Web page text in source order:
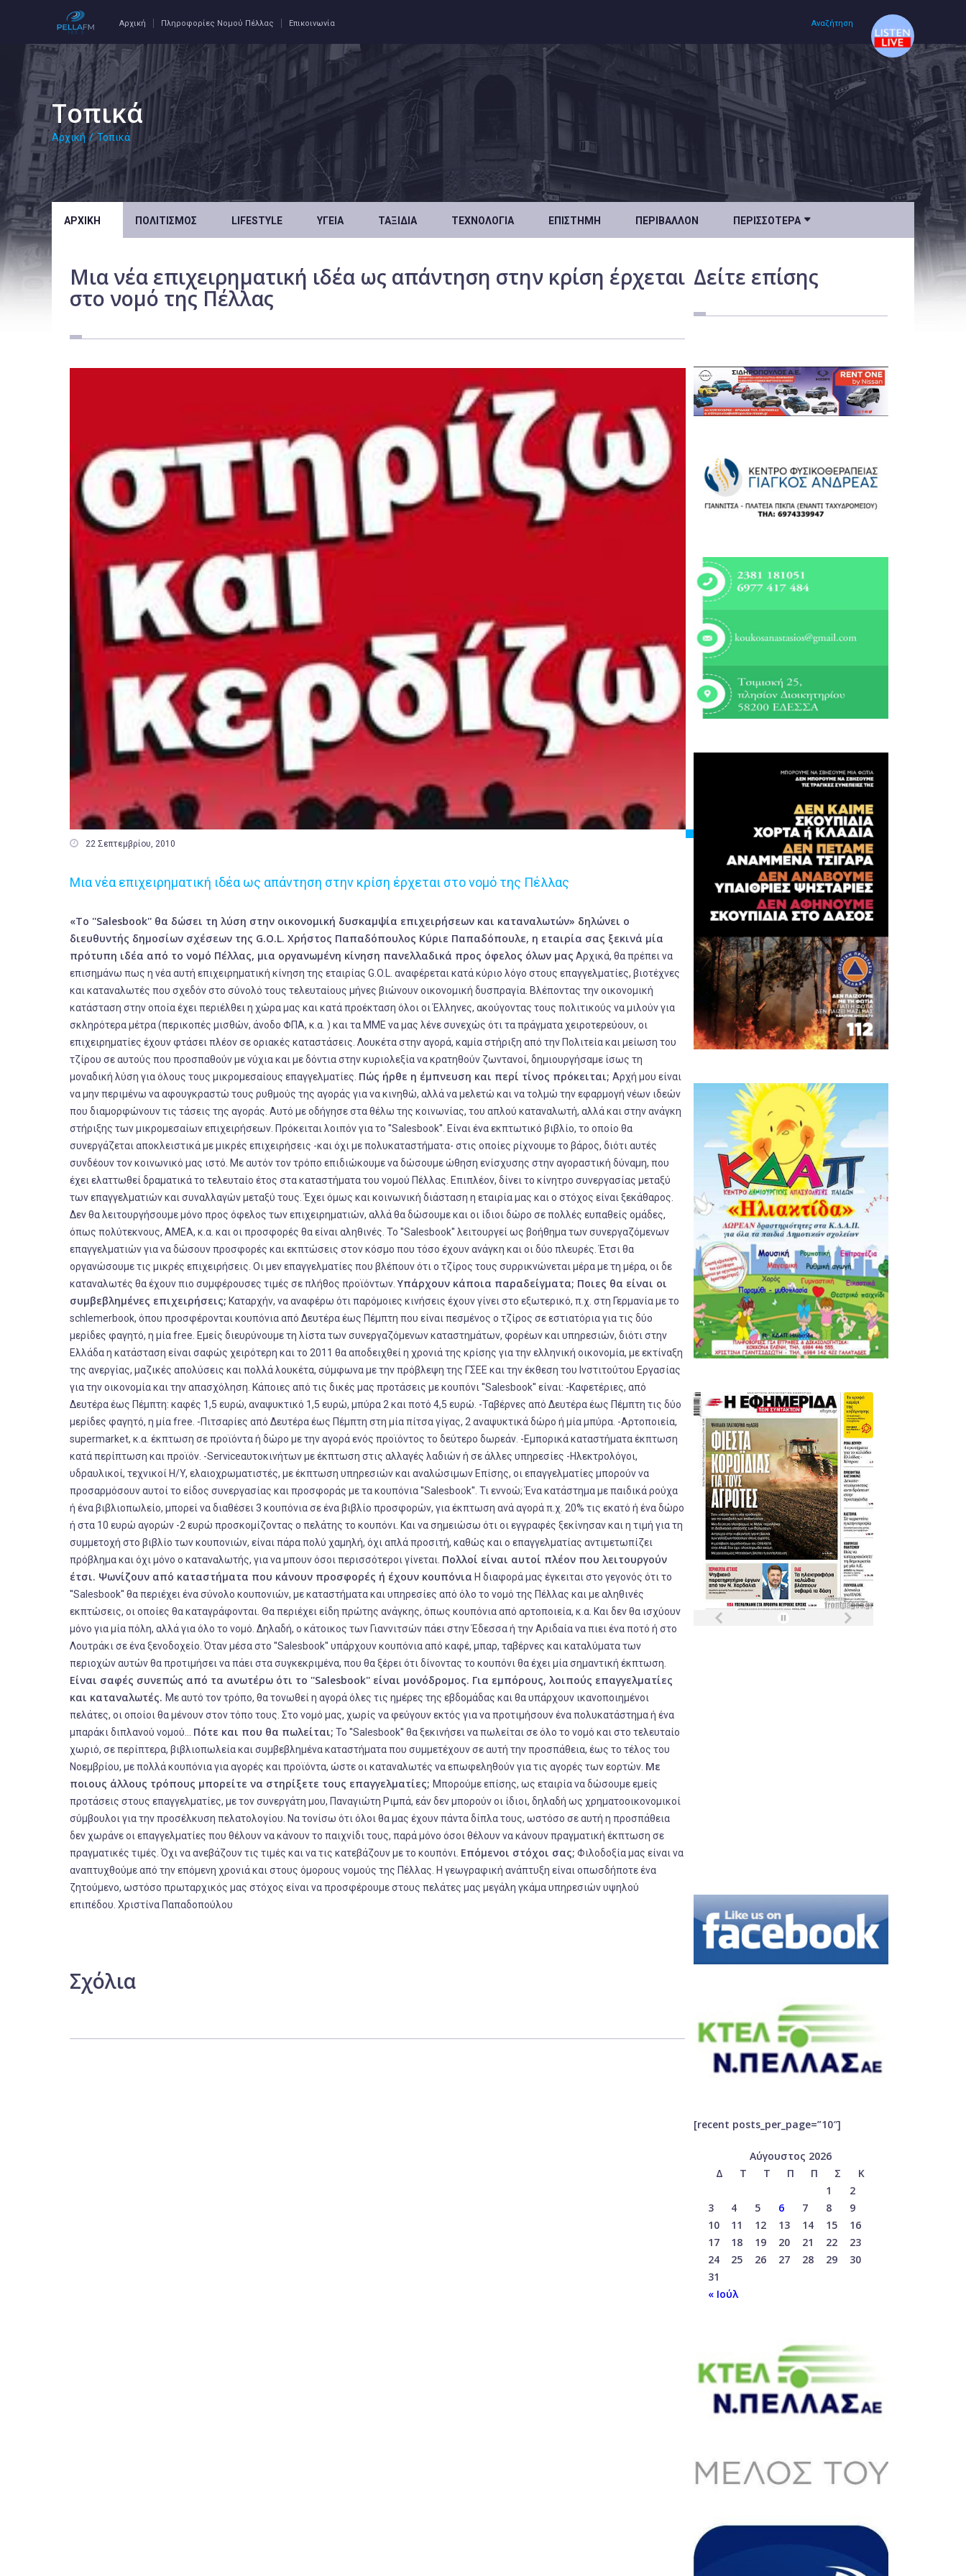
Αρχική Πληροφορίες Νομού Πέλλας Επικοινωνία Αναζήτηση
Τοπικά
Αρχική / Τοπικά
ΑΡΧΙΚΉ ΠΟΛΙΤΙΣΜΌΣ LIFESTYLE ΥΓΕΊΑ ΤΑΞΊΔΙΑ ΤΕΧΝΟΛΟΓΊΑ ΕΠΙΣΤΉΜΗ ΠΕΡΙΒΆΛΛΟΝ ΠΕΡΙΣΣΌΤΕΡΑ 
Μια νέα επιχειρηματική ιδέα ως απάντηση στην κρίση έρχεται
στο νομό της Πέλλας
 22 Σεπτεμβρίου, 2010
Μια νέα επιχειρηματική ιδέα ως απάντηση στην κρίση έρχεται στο νομό της Πέλλας
«Το ''Salesbook'' θα δώσει τη λύση στην οικονομική δυσκαμψία επιχειρήσεων και καταναλωτών» δηλώνει ο
διευθυντής δημοσίων σχέσεων της G.O.L. Χρήστος Παπαδόπουλος Κύριε Παπαδόπουλε, η εταιρία σας ξεκινά μία
πρότυπη ιδέα από το νομό Πέλλας, μια οργανωμένη κίνηση πανελλαδικά προς όφελος όλων μας Αρχικά, θα πρέπει να
επισημάνω πως η νέα αυτή επιχειρηματική κίνηση της εταιρίας G.O.L. αναφέρεται κατά κύριο λόγο στους επαγγελματίες, βιοτέχνες
και καταναλωτές που σχεδόν στο σύνολό τους τελευταίους μήνες βιώνουν οικονομική δυσπραγία. Βλέποντας την οικονομική
κατάσταση στην οποία έχει περιέλθει η χώρα μας και κατά προέκταση όλοι οι Έλληνες, ακούγοντας τους πολιτικούς να μιλούν για
σκληρότερα μέτρα (περικοπές μισθών, άνοδο ΦΠΑ, κ.α. ) και τα ΜΜΕ να μας λένε συνεχώς ότι τα πράγματα χειροτερεύουν, οι
επιχειρηματίες έχουν φτάσει πλέον σε οριακές καταστάσεις. Λουκέτα στην αγορά, καμία στήριξη από την Πολιτεία και μείωση του
τζίρου σε αυτούς που προσπαθούν με νύχια και με δόντια στην κυριολεξία να κρατηθούν ζωντανοί, δημιουργήσαμε ίσως τη
μοναδική λύση για όλους τους μικρομεσαίους επαγγελματίες. Πώς ήρθε η έμπνευση και περί τίνος πρόκειται; Αρχή μου είναι
να μην περιμένω να αφουγκραστώ τους ρυθμούς της αγοράς για να κινηθώ, αλλά να μελετώ και να τολμώ την εφαρμογή νέων ιδεών
που διαμορφώνουν τις τάσεις της αγοράς. Αυτό με οδήγησε στα θέλω της κοινωνίας, του απλού καταναλωτή, αλλά και στην ανάγκη
στήριξης των μικρομεσαίων επιχειρήσεων. Πρόκειται λοιπόν για το ''Salesbook''. Είναι ένα εκπτωτικό βιβλίο, το οποίο θα
συνεργάζεται αποκλειστικά με μικρές επιχειρήσεις -και όχι με πολυκαταστήματα- στις οποίες ρίχνουμε το βάρος, διότι αυτές
συνδέουν τον κοινωνικό μας ιστό. Με αυτόν τον τρόπο επιδιώκουμε να δώσουμε ώθηση ενίσχυσης στην αγοραστική δύναμη, που
έχει ελαττωθεί δραματικά το τελευταίο έτος στα καταστήματα του νομού Πέλλας. Επιπλέον, δίνει το κίνητρο συνεργασίας μεταξύ
των επαγγελματιών και συναλλαγών μεταξύ τους. Έχει όμως και κοινωνική διάσταση η εταιρία μας και ο στόχος είναι ξεκάθαρος.
Δεν θα λειτουργήσουμε μόνο προς όφελος των επιχειρηματιών, αλλά θα δώσουμε και οι ίδιοι δώρο σε πολλές ευπαθείς ομάδες,
όπως πολύτεκνους, ΑΜΕΑ, κ.α. και οι προσφορές θα είναι αληθινές. Το ''Salesbook'' λειτουργεί ως βοήθημα των συνεργαζόμενων
επαγγελματιών για να δώσουν προσφορές και εκπτώσεις στον κόσμο που τόσο έχουν ανάγκη και οι δύο πλευρές. Έτσι θα
οργανώσουμε τις μικρές επιχειρήσεις. Οι μεν επαγγελματίες που βλέπουν ότι ο τζίρος τους συρρικνώνεται μέρα με τη μέρα, οι δε
καταναλωτές θα έχουν πιο συμφέρουσες τιμές σε πλήθος προϊόντων. Υπάρχουν κάποια παραδείγματα; Ποιες θα είναι οι
συμβεβλημένες επιχειρήσεις; Καταρχήν, να αναφέρω ότι παρόμοιες κινήσεις έχουν γίνει στο εξωτερικό, π.χ. στη Γερμανία με το
schlemerbook, όπου προσφέρονται κουπόνια από Δευτέρα έως Πέμπτη που είναι πεσμένος ο τζίρος σε εστιατόρια για τις δύο
μερίδες φαγητό, η μία free. Εμείς διευρύνουμε τη λίστα των συνεργαζόμενων καταστημάτων, φορέων και υπηρεσιών, διότι στην
Ελλάδα η κατάσταση είναι σαφώς χειρότερη και το 2011 θα αποδειχθεί η χρονιά της κρίσης για την ελληνική οικονομία, με εκτίναξη
της ανεργίας, μαζικές απολύσεις και πολλά λουκέτα, σύμφωνα με την πρόβλεψη της ΓΣΕΕ και την έκθεση του Ινστιτούτου Εργασίας
για την οικονομία και την απασχόληση. Κάποιες από τις δικές μας προτάσεις με κουπόνι ''Salesbook'' είναι: -Καφετέριες, από
Δευτέρα έως Πέμπτη: καφές 1,5 ευρώ, αναψυκτικό 1,5 ευρώ, μπύρα 2 και ποτό 4,5 ευρώ. -Ταβέρνες από Δευτέρα έως Πέμπτη τις δύο
μερίδες φαγητό, η μία free. -Πιτσαρίες από Δευτέρα έως Πέμπτη στη μία πίτσα γίγας, 2 αναψυκτικά δώρο ή μία μπύρα. -Αρτοποιεία,
supermarket, κ.α. έκπτωση σε προϊόντα ή δώρο με την αγορά ενός προϊόντος το δεύτερο δωρεάν. -Εμπορικά καταστήματα έκπτωση
κατά περίπτωση και προϊόν. -Serviceαυτοκινήτων με έκπτωση στις αλλαγές λαδιών ή σε άλλες υπηρεσίες -Ηλεκτρολόγοι,
υδραυλικοί, τεχνικοί H/Y, ελαιοχρωματιστές, με έκπτωση υπηρεσιών και αναλώσιμων Επίσης, οι επαγγελματίες μπορούν να
προσαρμόσουν αυτοί το είδος συνεργασίας και προσφοράς με τα κουπόνια ''Salesbook''. Τι εννοώ; Ένα κατάστημα με παιδικά ρούχα
ή ένα βιβλιοπωλείο, μπορεί να διαθέσει 3 κουπόνια σε ένα βιβλίο προσφορών, για έκπτωση ανά αγορά π.χ. 20% τις εκατό ή ένα δώρο
ή στα 10 ευρώ αγορών -2 ευρώ προσκομίζοντας ο πελάτης το κουπόνι. Και να σημειώσω ότι οι εγγραφές ξεκίνησαν και η τιμή για τη
συμμετοχή στο βιβλίο των κουπονιών, είναι πάρα πολύ χαμηλή, όχι απλά προσιτή, καθώς και ο επαγγελματίας αντιμετωπίζει
πρόβλημα και όχι μόνο ο καταναλωτής, για να μπουν όσοι περισσότεροι γίνεται. Πολλοί είναι αυτοί πλέον που λειτουργούν
έτσι. Ψωνίζουν από καταστήματα που κάνουν προσφορές ή έχουν κουπόνια Η διαφορά μας έγκειται στο γεγονός ότι το
''Salesbook'' θα περιέχει ένα σύνολο κουπονιών, με καταστήματα και υπηρεσίες από όλο το νομό της Πέλλας και με αληθινές
εκπτώσεις, οι οποίες θα καταγράφονται. Θα περιέχει είδη πρώτης ανάγκης, όπως κουπόνια από αρτοποιεία, κ.α. Και δεν θα ισχύουν
μόνο για μία πόλη, αλλά για όλο το νομό. Δηλαδή, ο κάτοικος των Γιαννιτσών πάει στην Έδεσσα ή την Αριδαία να πιει ένα ποτό ή στο
Λουτράκι σε ένα ξενοδοχείο. Όταν μέσα στο ''Salesbook'' υπάρχουν κουπόνια από καφέ, μπαρ, ταβέρνες και καταλύματα των
περιοχών αυτών θα προτιμήσει να πάει στα συγκεκριμένα, που θα ξέρει ότι δίνοντας το κουπόνι θα έχει μία σημαντική έκπτωση.
Είναι σαφές συνεπώς από τα ανωτέρω ότι το ''Salesbook'' είναι μονόδρομος. Για εμπόρους, λοιπούς επαγγελματίες
και καταναλωτές. Με αυτό τον τρόπο, θα τονωθεί η αγορά όλες τις ημέρες της εβδομάδας και θα υπάρχουν ικανοποιημένοι
πελάτες, οι οποίοι θα μένουν στον τόπο τους. Στο νομό μας, χωρίς να φεύγουν εκτός για να προτιμήσουν ένα πολυκατάστημα ή ένα
μπαράκι διπλανού νομού… Πότε και που θα πωλείται; Το ''Salesbook'' θα ξεκινήσει να πωλείται σε όλο το νομό και στο τελευταίο
χωριό, σε περίπτερα, βιβλιοπωλεία και συμβεβλημένα καταστήματα που συμμετέχουν σε αυτή την προσπάθεια, έως το τέλος του
Νοεμβρίου, με πολλά κουπόνια για αγορές και προϊόντα, ώστε οι καταναλωτές να επωφεληθούν για τις αγορές των εορτών. Με
ποιους άλλους τρόπους μπορείτε να στηρίξετε τους επαγγελματίες; Μπορούμε επίσης, ως εταιρία να δώσουμε εμείς
προτάσεις στους επαγγελματίες, με τον συνεργάτη μου, Παναγιώτη Ριμπά, εάν δεν μπορούν οι ίδιοι, δηλαδή ως χρηματοοικονομικοί
σύμβουλοι για την προσέλκυση πελατολογίου. Να τονίσω ότι όλοι θα μας έχουν πάντα δίπλα τους, ωστόσο σε αυτή η προσπάθεια
δεν χωράνε οι επαγγελματίες που θέλουν να κάνουν το παιχνίδι τους, παρά μόνο όσοι θέλουν να κάνουν πραγματική έκπτωση σε
πραγματικές τιμές. Όχι να ανεβάζουν τις τιμές και να τις κατεβάζουν με το κουπόνι. Επόμενοι στόχοι σας; Φιλοδοξία μας είναι να
αναπτυχθούμε από την επόμενη χρονιά και στους όμορους νομούς της Πέλλας. Η γεωγραφική ανάπτυξη είναι οπωσδήποτε ένα
ζητούμενο, ωστόσο πρωταρχικός μας στόχος είναι να προσφέρουμε στους πελάτες μας μεγάλη γκάμα υπηρεσιών υψηλού
επιπέδου. Χριστίνα Παπαδοπούλου
Σχόλια
Δείτε επίσης
[recent posts_per_page=”10″]
Αύγουστος 2026
Δ
Τ Τ Π Π Σ
Κ
1
2
3
4 5 6 7 8
9
10
11 12 13 14 15
16
17
18 19 20 21 22
23
24
25 26 27 28 29
30
31
« Ιούλ
Αρχική
Πολιτισμός
Υγεία
Ταξίδια
Επιστήμη
Περιβάλλον
Κόσμος
Τοπικά
Πολιτική
Αθλητικά